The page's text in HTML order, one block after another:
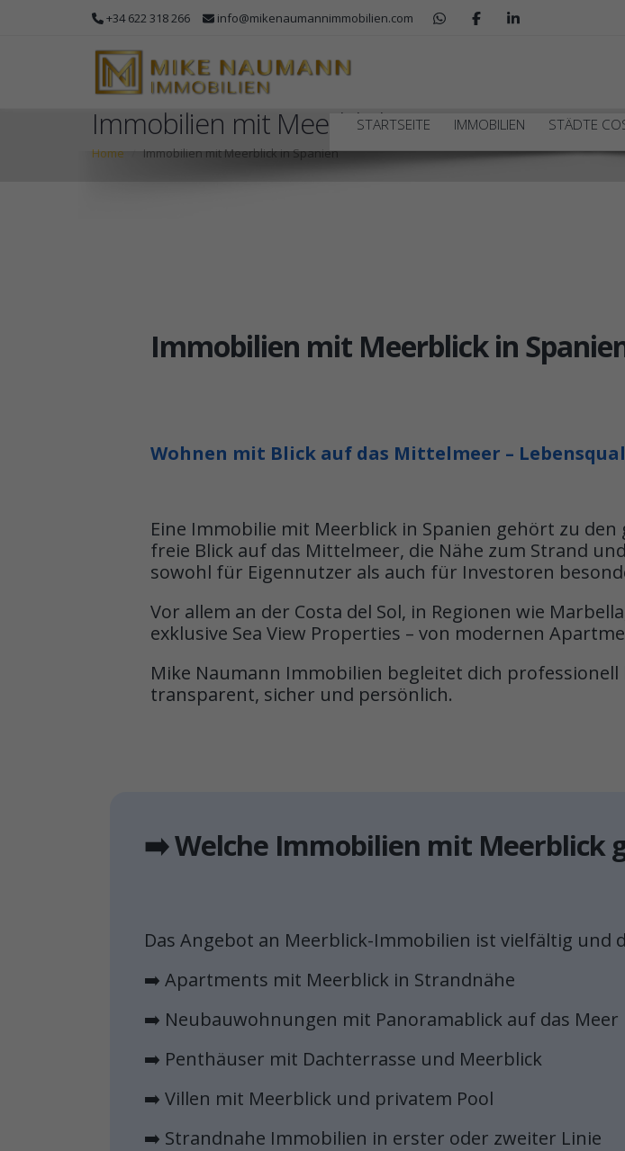
+34 622 318 266 info@mikenaumannimmobilien.com
STARTSEITE IMMOBILIEN STÄDTE
Immobilien mit Meerblick in Spanien
Home Immobilien mit Meerblick in Spanien
Immobilien mit Meerblick in
Wohnen mit Blick auf das Mittelmeer –
Eine Immobilie mit Meerblick in Spanien gehört zu
freie Blick auf das Mittelmeer, die Nähe zum Strand
sowohl für Eigennutzer als auch für Investoren
Vor allem an der Costa del Sol, in Regionen wie
exklusive Sea View Properties – von modernen
Mike Naumann Immobilien begleitet dich
transparent, sicher und persönlich.
➡️ Welche Immobilien mit Meerblick
Das Angebot an Meerblick-Immobilien ist vielfältig und
➡️ Apartments mit Meerblick in Strandnähe
➡️ Neubauwohnungen mit Panoramablick auf das Meer
➡️ Penthäuser mit Dachterrasse und Meerblick
➡️ Villen mit Meerblick und privatem Pool
➡️ Strandnahe Immobilien in erster oder zweiter Linie